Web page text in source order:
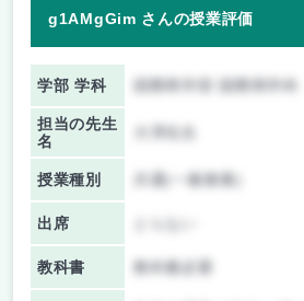
g1AMgGim さんの授業評価
学部 学科
担当の先生
名
授業種別 共通(一般教養)
出席
教科書 教科書必要